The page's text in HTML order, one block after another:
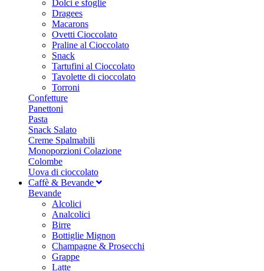
Dolci e sfoglie
Dragees
Macarons
Ovetti Cioccolato
Praline al Cioccolato
Snack
Tartufini al Cioccolato
Tavolette di cioccolato
Torroni
Confetture
Panettoni
Pasta
Snack Salato
Creme Spalmabili
Monoporzioni Colazione
Colombe
Uova di cioccolato
Caffè & Bevande
Bevande
Alcolici
Analcolici
Birre
Bottiglie Mignon
Champagne & Prosecchi
Grappe
Latte